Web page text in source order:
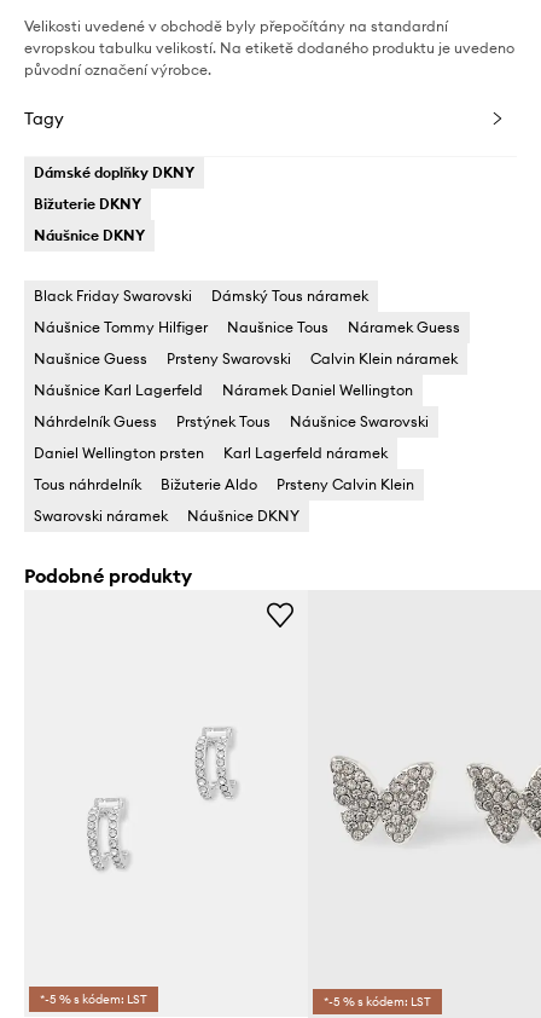
Velikosti uvedené v obchodě byly přepočítány na standardní
evropskou tabulku velikostí. Na etiketě dodaného produktu je uvedeno
původní označení výrobce.
Tagy
Dámské doplňky DKNY
Bižuterie DKNY
Náušnice DKNY
Black Friday Swarovski
Dámský Tous náramek
Náušnice Tommy Hilfiger
Naušnice Tous
Náramek Guess
Naušnice Guess
Prsteny Swarovski
Calvin Klein náramek
Náušnice Karl Lagerfeld
Náramek Daniel Wellington
Náhrdelník Guess
Prstýnek Tous
Náušnice Swarovski
Daniel Wellington prsten
Karl Lagerfeld náramek
Tous náhrdelník
Bižuterie Aldo
Prsteny Calvin Klein
Swarovski náramek
Náušnice DKNY
Podobné produkty
*-5 % s kódem: LST *-5 % s kódem: LST